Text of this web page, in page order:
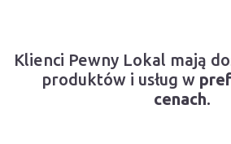
Klienci Pewny Lokal mają
produktów i usług w
cenach.